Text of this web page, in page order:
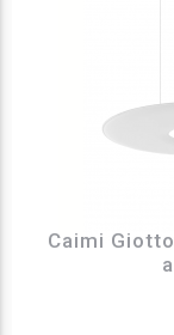
Caimi